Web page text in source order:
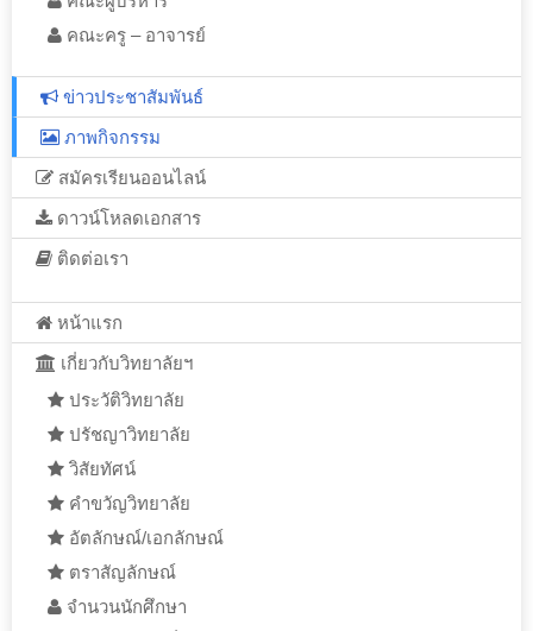
คณะครู – อาจารย์
ข่าวประชาสัมพันธ์
ภาพกิจกรรม
สมัครเรียนออนไลน์
ดาวน์โหลดเอกสาร
ติดต่อเรา
หน้าแรก
เกี่ยวกับวิทยาลัยฯ
ประวัติวิทยาลัย
ปรัชญาวิทยาลัย
วิสัยทัศน์
คำขวัญวิทยาลัย
อัตลักษณ์/เอกลักษณ์
ตราสัญลักษณ์
จำนวนนักศึกษา